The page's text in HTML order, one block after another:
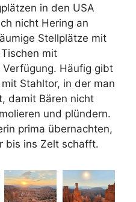
in den USA
nicht Hering an
Stellplätze mit
mit
Häufig gibt
Stahltor, in der man
damit Bären nicht
und plündern.
prima übernachten,
bis ins Zelt schafft.